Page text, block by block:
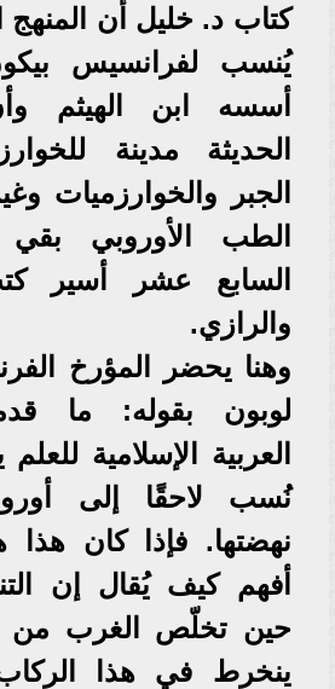
كتاب د. خليل أن المنهج
يُنسب لفرانسيس
أسسه ابن الهيثم
الحديثة مدينة
الجبر والخوارزميات
الطب الأوروبي
السابع عشر أسير
والرازي.
وهنا يحضر المؤرخ
لوبون بقوله: ما
العربية الإسلامية
نُسب لاحقًا إلى
نهضتها. فإذا كان هذا
أفهم كيف يُقال إن
حين تخلّص الغرب من
ينخرط في هذا